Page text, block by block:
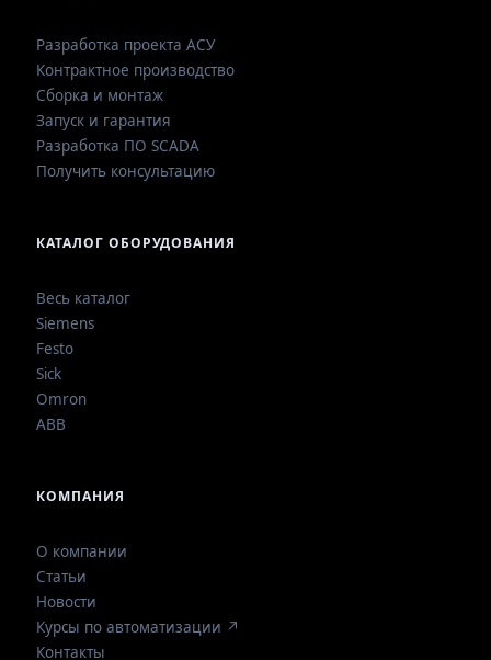
Разработка проекта АСУ
Контрактное производство
Сборка и монтаж
Запуск и гарантия
Разработка ПО SCADA
Получить консультацию
КАТАЛОГ ОБОРУДОВАНИЯ
Весь каталог
Siemens
Festo
Sick
Omron
ABB
КОМПАНИЯ
О компании
Статьи
Новости
Курсы по автоматизации ↗
Контакты